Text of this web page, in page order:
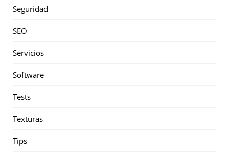
Seguridad
SEO
Servicios
Software
Tests
Texturas
Tips